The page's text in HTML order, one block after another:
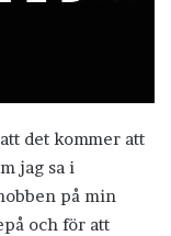
det kommer att
jag sa i
på min
och för att